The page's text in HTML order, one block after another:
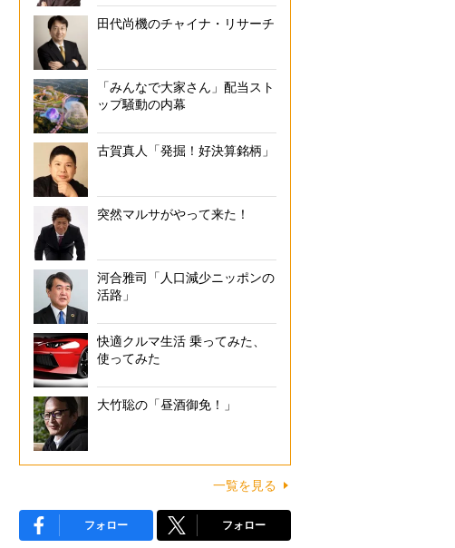
田代尚機のチャイナ・リサーチ
「みんなで大家さん」配当スト
ップ騒動の内幕
古賀真人「発掘！好決算銘柄」
突然マルサがやって来た！
河合雅司「人口減少ニッポンの
活路」
快適クルマ生活 乗ってみた、
使ってみた
大竹聡の「昼酒御免！」
一覧を見る
フォロー フォロー